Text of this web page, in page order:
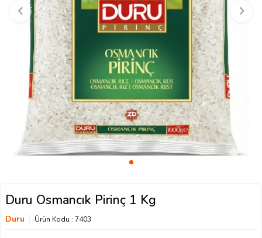
Duru Osmancık Pirinç 1 Kg
Duru Ürün Kodu : 7403